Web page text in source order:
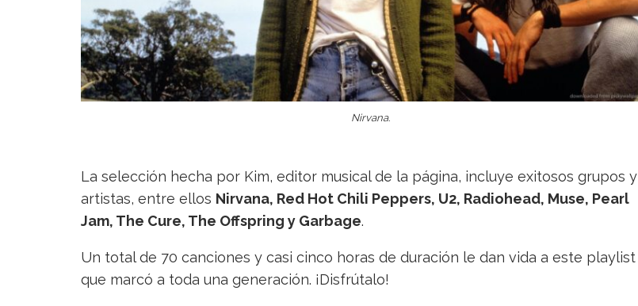
Nirvana.
La selección hecha por Kim, editor musical de la página, incluye exitosos grupos y
artistas, entre ellos Nirvana, Red Hot Chili Peppers, U2, Radiohead, Muse, Pearl
Jam, The Cure, The Offspring y Garbage.
Un total de 70 canciones y casi cinco horas de duración le dan vida a este playlist
que marcó a toda una generación. ¡Disfrútalo!